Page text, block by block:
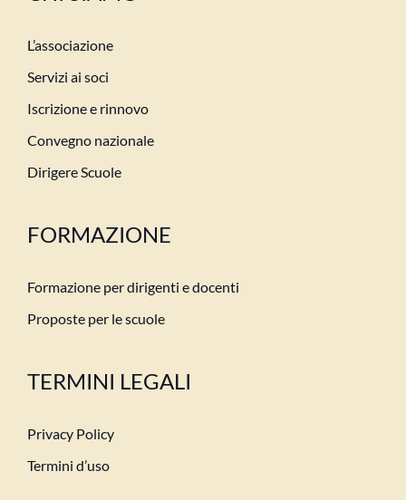
L’associazione
Servizi ai soci
Iscrizione e rinnovo
Convegno nazionale
Dirigere Scuole
FORMAZIONE
Formazione per dirigenti e docenti
Proposte per le scuole
TERMINI LEGALI
Privacy Policy
Termini d’uso